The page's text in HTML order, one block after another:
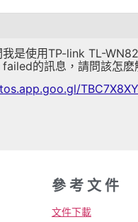
我是使用TP-link TL-
的訊息，請問該怎麽
參 考 文 件
文件下載